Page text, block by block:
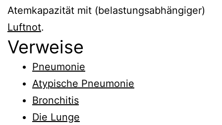
Atemkapazität mit (belastungsabhängiger)
Luftnot.
Verweise
Pneumonie
Atypische Pneumonie
Bronchitis
Die Lunge